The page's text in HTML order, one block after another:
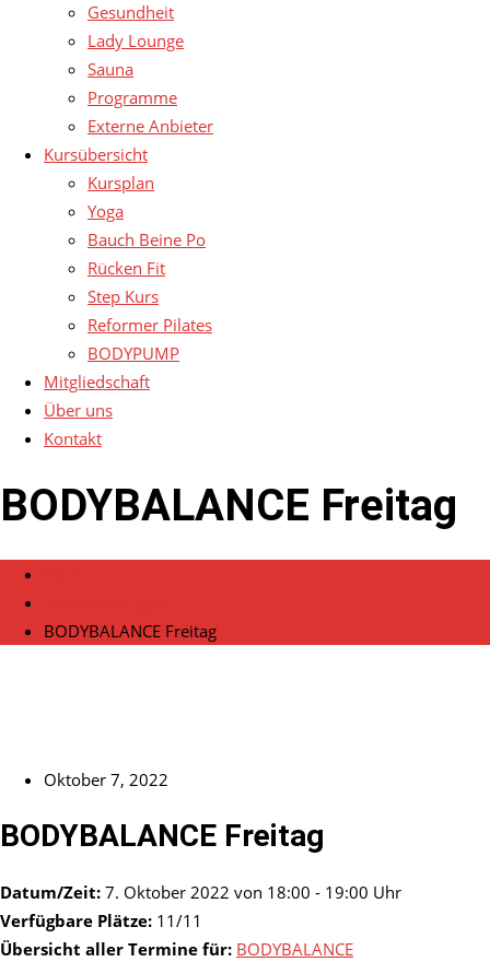
Gesundheit
Lady Lounge
Sauna
Programme
Externe Anbieter
Kursübersicht
Kursplan
Yoga
Bauch Beine Po
Rücken Fit
Step Kurs
Reformer Pilates
BODYPUMP
Mitgliedschaft
Über uns
Kontakt
BODYBALANCE Freitag
BODYBALANCE Freitag
Oktober 7, 2022
BODYBALANCE Freitag
Datum/Zeit: 7. Oktober 2022 von 18:00 - 19:00 Uhr
Verfügbare Plätze: 11/11
Übersicht aller Termine für: BODYBALANCE